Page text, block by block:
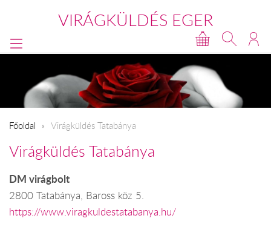
VIRÁGKÜLDÉS EGER
Főoldal Virágküldés Tatabánya
Virágküldés Tatabánya
DM virágbolt
2800 Tatabánya, Baross köz 5.
https://www.viragkuldestatabanya.hu/